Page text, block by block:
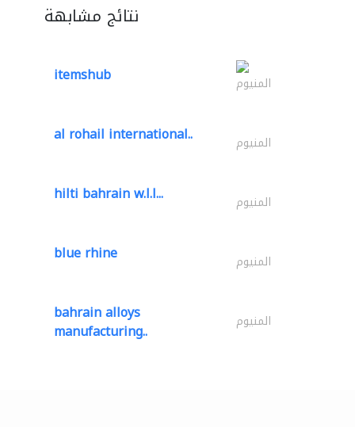
نتائج مشابهة
itemshub المنيوم
al rohail international.. المنيوم
hilti bahrain w.l.l... المنيوم
blue rhine المنيوم
bahrain alloys
manufacturing.. المنيوم